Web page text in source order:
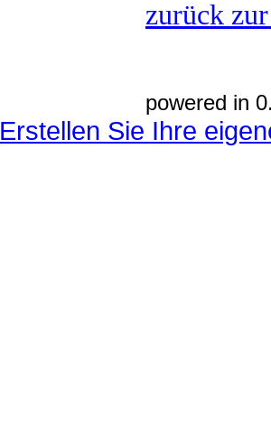
zurück
powered in
Erstellen Sie Ihre